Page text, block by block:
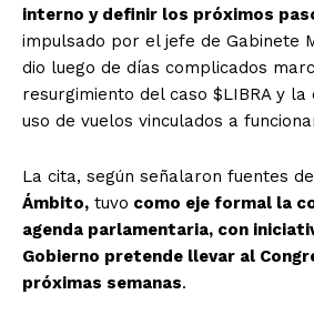
interno y definir los próximos
impulsado por el jefe de Gabinete
dio luego de días complicados
resurgimiento del caso $LIBRA y
uso de vuelos vinculados a
La cita, según señalaron fuentes
Ámbito, tuvo como eje formal la
agenda parlamentaria, con
Gobierno pretende llevar al
próximas semanas.